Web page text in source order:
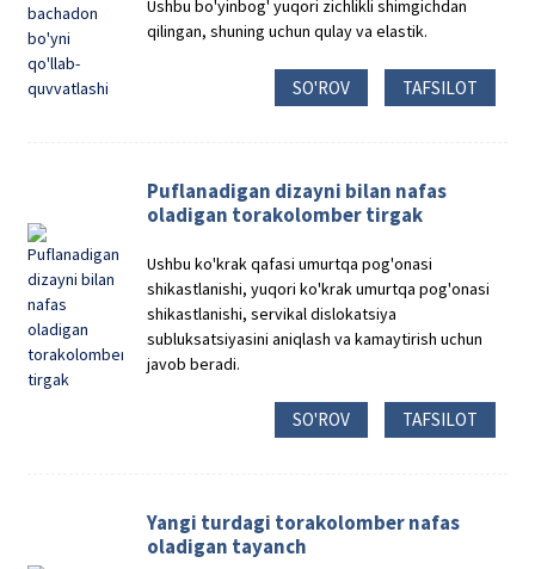
Ushbu bo'yinbog' yuqori zichlikli shimgichdan
qilingan, shuning uchun qulay va elastik.
SO'ROV TAFSILOT
Puflanadigan dizayni bilan nafas
oladigan torakolomber tirgak
Ushbu ko'krak qafasi umurtqa pog'onasi
shikastlanishi, yuqori ko'krak umurtqa pog'onasi
shikastlanishi, servikal dislokatsiya
subluksatsiyasini aniqlash va kamaytirish uchun
javob beradi.
SO'ROV TAFSILOT
Yangi turdagi torakolomber nafas
oladigan tayanch